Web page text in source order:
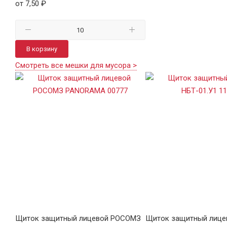
от 7,50 ₽
В корзину
Смотреть все мешки для мусора >
Щиток защитный лицевой РОСОМЗ
Щиток защитный